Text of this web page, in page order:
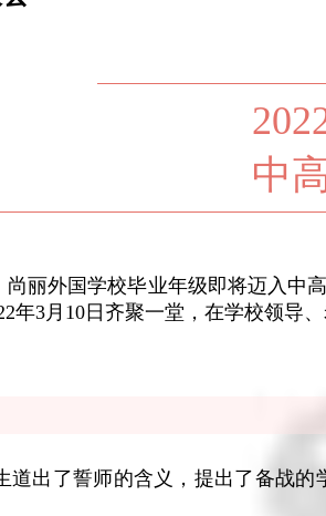
中
丽外国学校毕业年级即将迈入中
年3月10日齐聚一堂，在学校领导
出了誓师的含义，提出了备战